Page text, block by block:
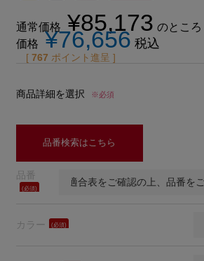
通常価格 ¥85,173 のところ
価格 ¥76,656 税込
[ 767 ポイント進呈 ]
商品詳細を選択 ※必須
品番検索はこちら
品番
カラー